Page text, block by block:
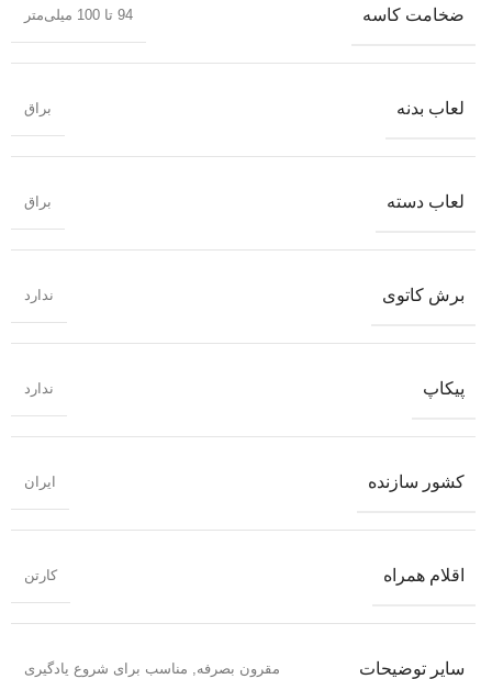
ضخامت کاسه 94 تا 100 میلی‌متر
لعاب بدنه براق
لعاب دسته براق
برش کاتوی ندارد
پیکاپ ندارد
کشور سازنده ایران
اقلام همراه کارتن
سایر توضیحات مقرون بصرفه, مناسب برای شروع یادگیری